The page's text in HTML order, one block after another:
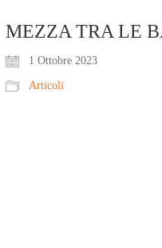
MEZZA TRA LE
1 Ottobre 2023
Articoli